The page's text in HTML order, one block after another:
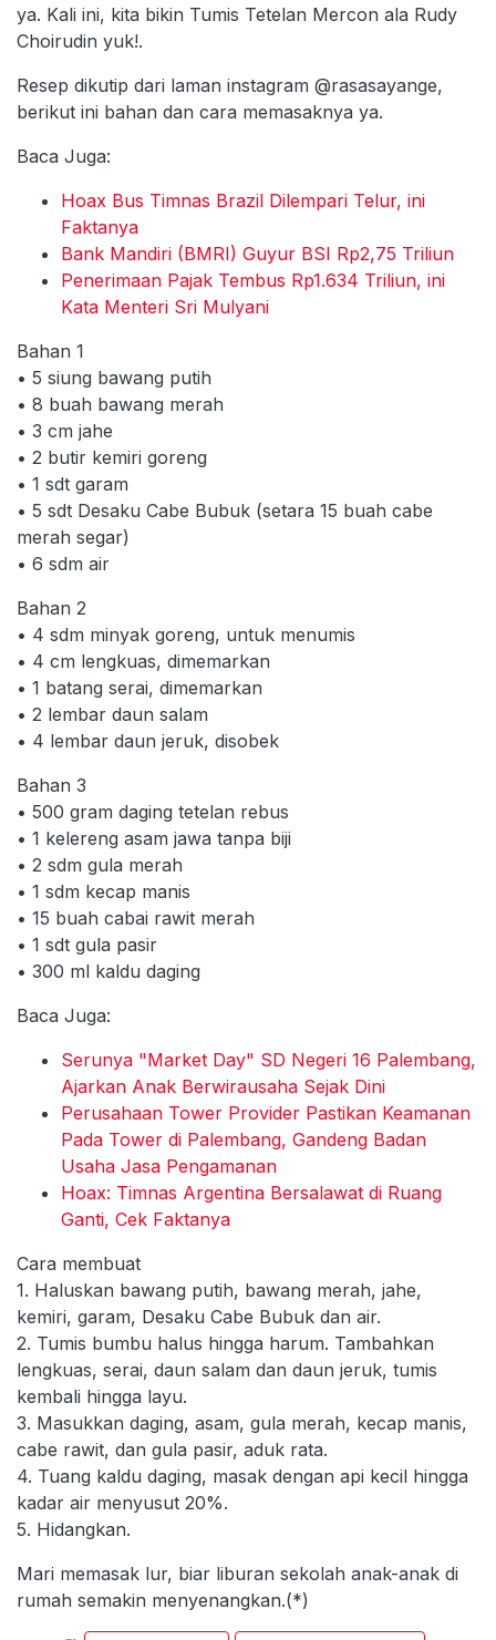
ya. Kali ini, kita bikin Tumis Tetelan Mercon ala Rudy
Choirudin yuk!.
Resep dikutip dari laman instagram @rasasayange,
berikut ini bahan dan cara memasaknya ya.
Baca Juga:
Hoax Bus Timnas Brazil Dilempari Telur, ini
Faktanya
Bank Mandiri (BMRI) Guyur BSI Rp2,75 Triliun
Penerimaan Pajak Tembus Rp1.634 Triliun, ini
Kata Menteri Sri Mulyani
Bahan 1
• 5 siung bawang putih
• 8 buah bawang merah
• 3 cm jahe
• 2 butir kemiri goreng
• 1 sdt garam
• 5 sdt Desaku Cabe Bubuk (setara 15 buah cabe
merah segar)
• 6 sdm air
Bahan 2
• 4 sdm minyak goreng, untuk menumis
• 4 cm lengkuas, dimemarkan
• 1 batang serai, dimemarkan
• 2 lembar daun salam
• 4 lembar daun jeruk, disobek
Bahan 3
• 500 gram daging tetelan rebus
• 1 kelereng asam jawa tanpa biji
• 2 sdm gula merah
• 1 sdm kecap manis
• 15 buah cabai rawit merah
• 1 sdt gula pasir
• 300 ml kaldu daging
Baca Juga:
Serunya "Market Day" SD Negeri 16 Palembang,
Ajarkan Anak Berwirausaha Sejak Dini
Perusahaan Tower Provider Pastikan Keamanan
Pada Tower di Palembang, Gandeng Badan
Usaha Jasa Pengamanan
Hoax: Timnas Argentina Bersalawat di Ruang
Ganti, Cek Faktanya
Cara membuat
1. Haluskan bawang putih, bawang merah, jahe,
kemiri, garam, Desaku Cabe Bubuk dan air.
2. Tumis bumbu halus hingga harum. Tambahkan
lengkuas, serai, daun salam dan daun jeruk, tumis
kembali hingga layu.
3. Masukkan daging, asam, gula merah, kecap manis,
cabe rawit, dan gula pasir, aduk rata.
4. Tuang kaldu daging, masak dengan api kecil hingga
kadar air menyusut 20%.
5. Hidangkan.
Mari memasak lur, biar liburan sekolah anak-anak di
rumah semakin menyenangkan.(*)